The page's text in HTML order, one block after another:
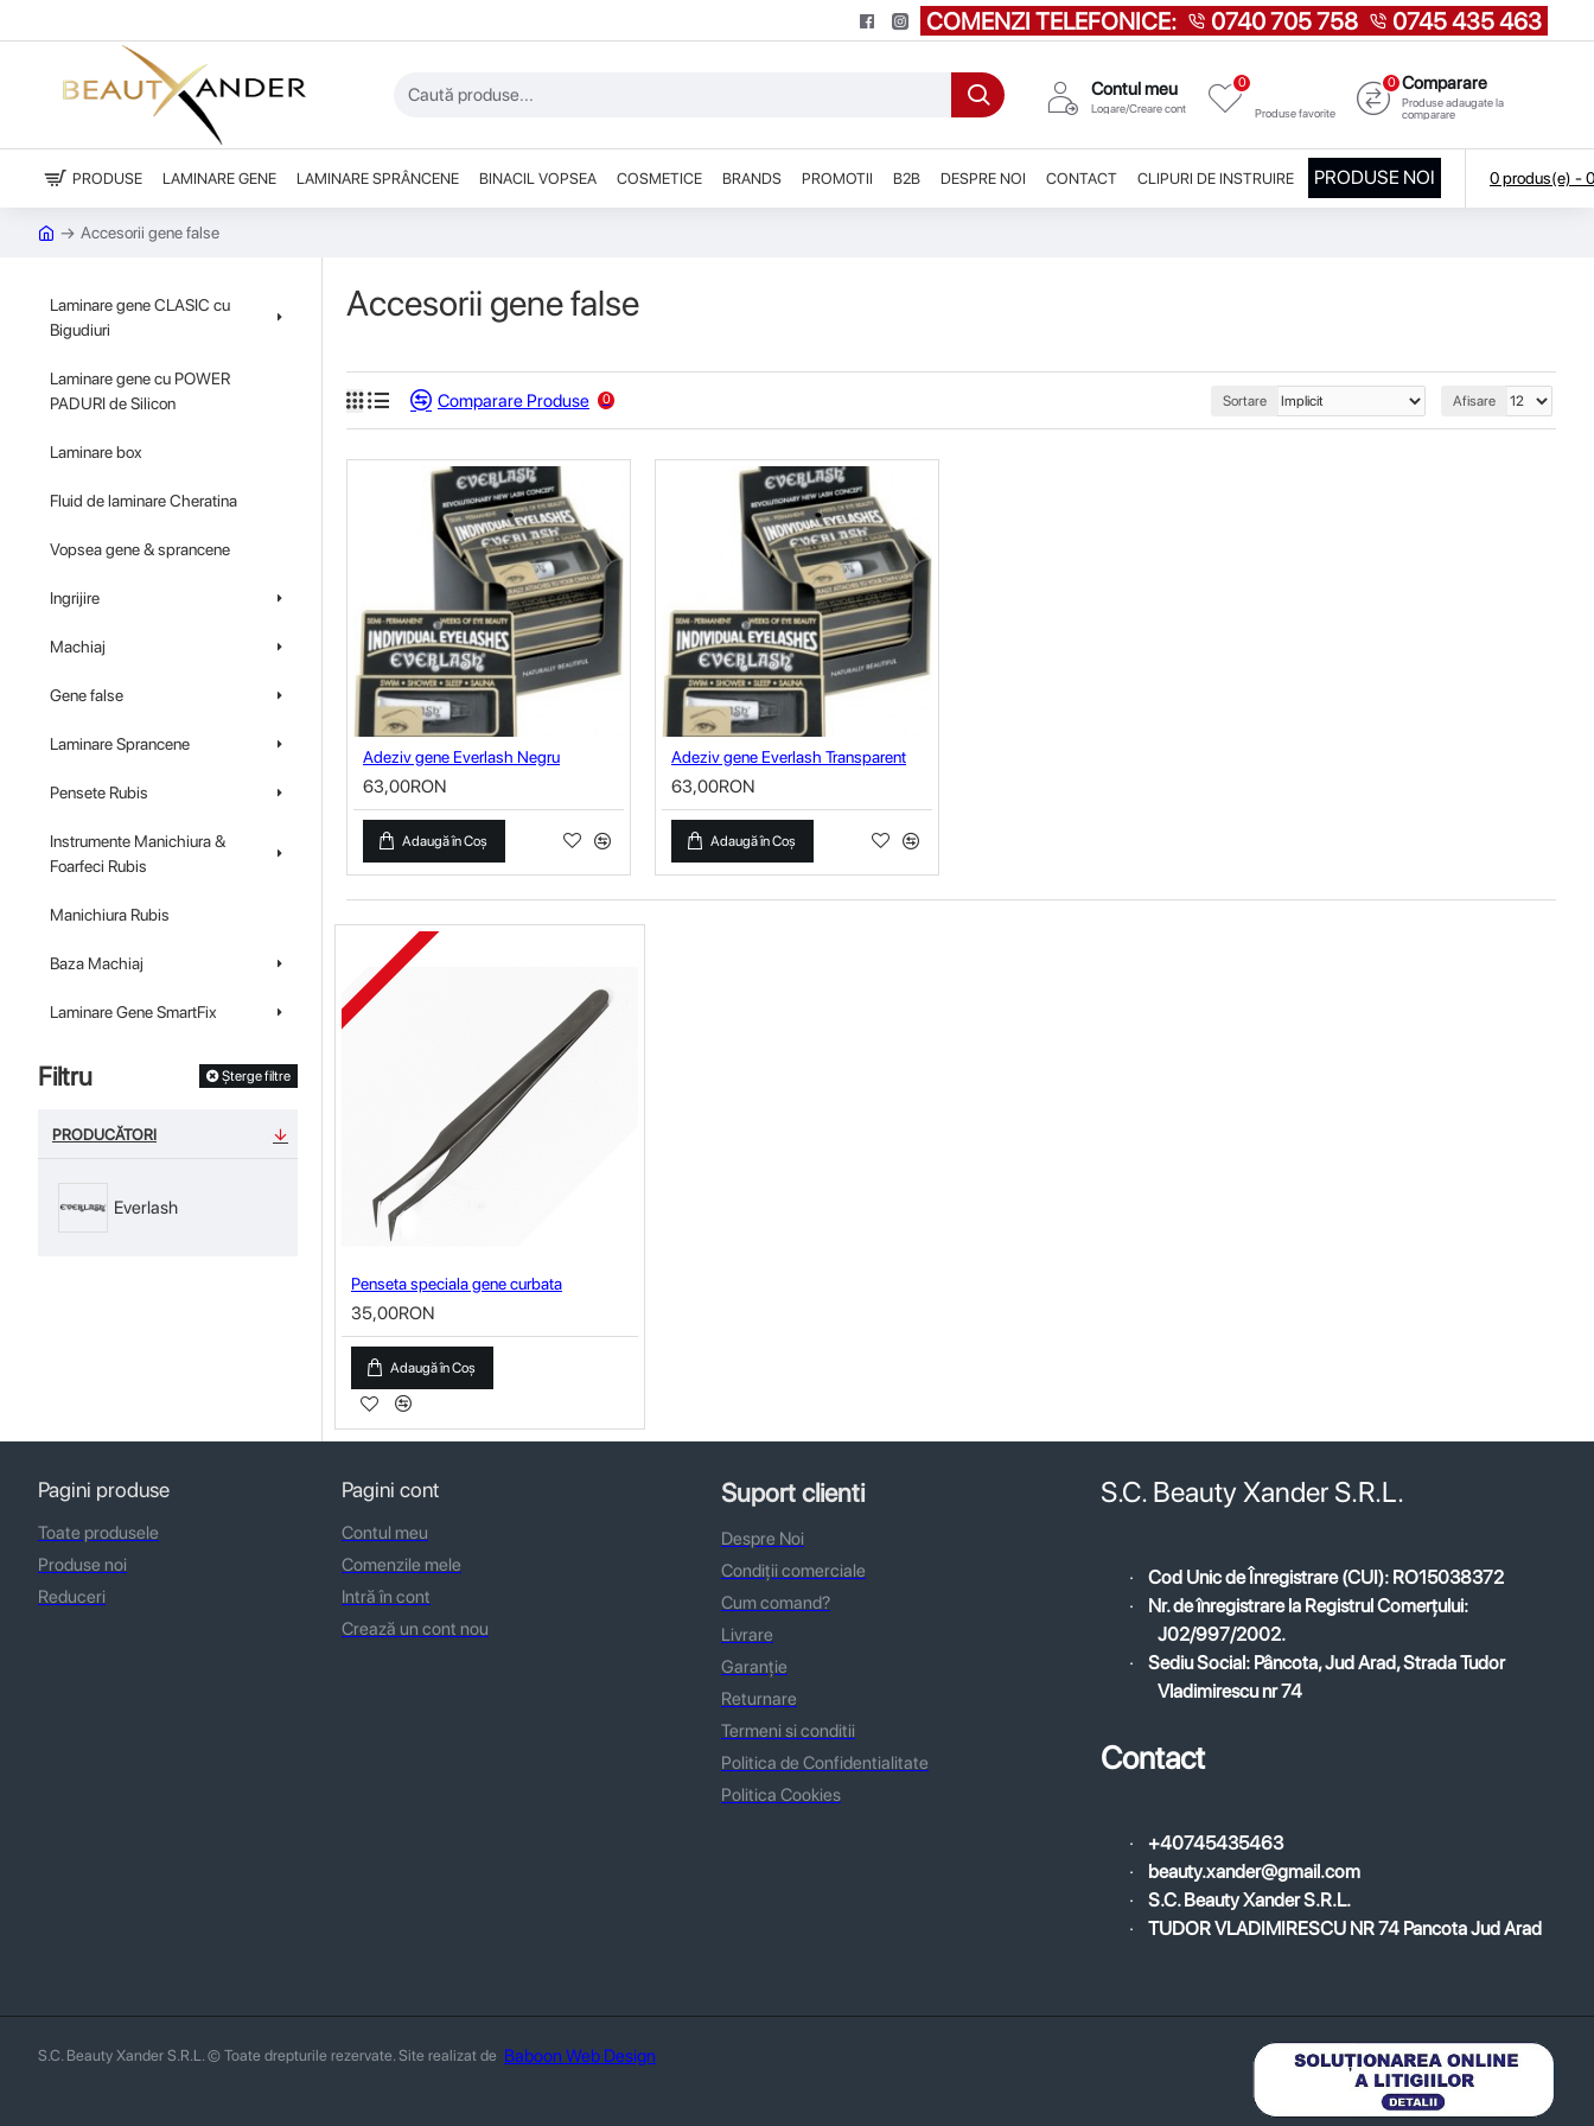
COMENZI TELEFONICE: 0740 705 758 0745 435 463
Contul meu
Logare/Creare cont Produse favorite
0 Comparare
Produse adaugate la
comparare
0
PRODUSE LAMINARE GENE LAMINARE SPRÂNCENE BINACIL VOPSEA COSMETICE BRANDS PROMOTII B2B DESPRE NOI CONTACT CLIPURI DE INSTRUIRE PRODUSE NOI 0 produs(e) -
Accesorii gene false
Laminare gene CLASIC cu
Bigudiuri
Laminare gene cu POWER
PADURI de Silicon
Laminare box
Fluid de laminare Cheratina
Vopsea gene & sprancene
Ingrijire
Machiaj
Gene false
Laminare Sprancene
Pensete Rubis
Instrumente Manichiura &
Foarfeci Rubis
Manichiura Rubis
Baza Machiaj
Laminare Gene SmartFix
Filtru Șterge filtre
PRODUCĂTORI
Everlash
Accesorii gene false
Comparare Produse 0 Sortare Afisare
Adeziv gene Everlash Negru
63,00RON
Adaugă în Coş
Adeziv gene Everlash Transparent
63,00RON
Adaugă în Coş
Penseta speciala gene curbata
35,00RON
Adaugă în Coş
Pagini produse
Toate produsele
Produse noi
Reduceri
Pagini cont
Contul meu
Comenzile mele
Intră în cont
Crează un cont nou
Suport clienti
Despre Noi
Condiții comerciale
Cum comand?
Livrare
Garanție
Returnare
Termeni si conditii
Politica de Confidentialitate
Politica Cookies
S.C. Beauty Xander S.R.L.
·
Cod Unic de Înregistrare (CUI): RO15038372
·
Nr. de înregistrare la Registrul Comerțului:
J02/997/2002.
·
Sediu Social: Pâncota, Jud Arad, Strada Tudor
Vladimirescu nr 74
Contact
·
+40745435463
·
beauty.xander@gmail.com
·
S.C. Beauty Xander S.R.L.
·
TUDOR VLADIMIRESCU NR 74 Pancota Jud Arad
S.C. Beauty Xander S.R.L. © Toate drepturile rezervate. Site realizat de Baboon Web Design